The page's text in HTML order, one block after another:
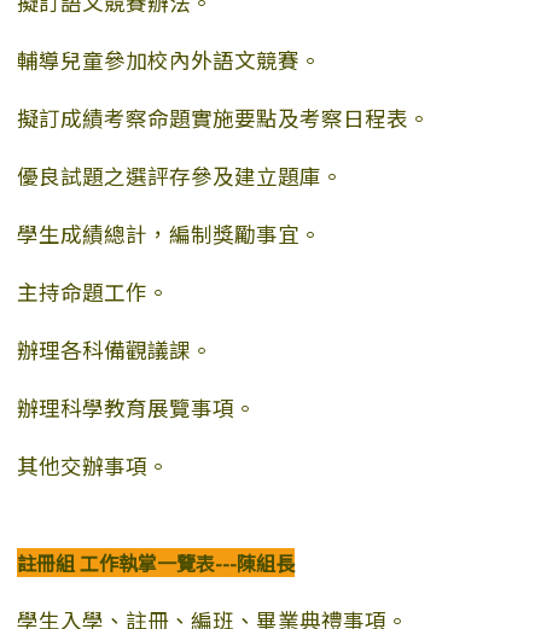
輔導兒童參加校內外語文競賽。
擬訂成績考察命題實施要點及考察日程表。
優良試題之選評存參及建立題庫。
學生成績總計，編制獎勵事宜。
主持命題工作。
辦理各科備觀議課。
辦理科學教育展覽事項。
其他交辦事項。
註冊組 工作執掌一覽表---陳組長
學生入學、註冊、編班、畢業典禮事項。